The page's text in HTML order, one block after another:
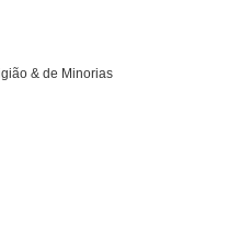
& de Minorias